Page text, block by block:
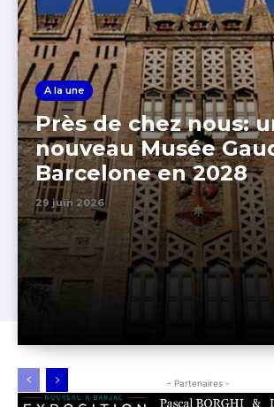
A la une
Près de chez nous:
nouveau Musée
Barcelone en 2028
29 juin 2026
- Partenaires -